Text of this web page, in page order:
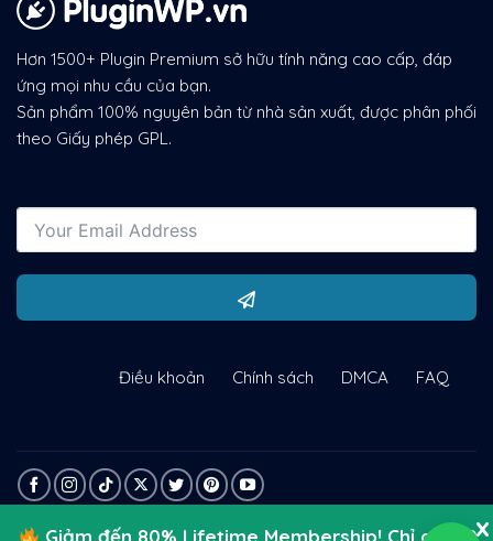
Giảm đến 80% Lifetime Membership! Chỉ còn 10
Hơn 1500+ Plugin Premium sở hữu tính năng cao cấp, đáp
ứng mọi nhu cầu của bạn.
Sản phẩm 100% nguyên bản từ nhà sản xuất, được phân phối
theo Giấy phép GPL.
FAQ
DMCA
Chính sách
Điều khoản